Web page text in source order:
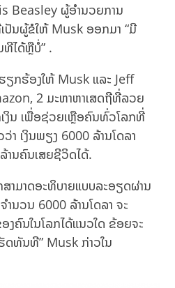
Beasley ຜູ້ອຳນວຍການ
ປັນຜູ້ຂໍໃຫ້ Musk ອອກມາ “ມີ
ໄດ້ຫຼືບໍ່” .
ກຮ້ອງໃຫ້ Musk ແລະ Jeff
2 ມະຫາຫາເສດຖີທີ່ລວຍ
ງິນ ເພື່ອຊ່ວຍເຫຼືອຄົນທົ່ວໂລກທີ່
ເງິນພຽງ 6000 ລ້ານໂດລາ
ານຄົນເສຍຊີວິດໄດ້.
ສາມາດອະທິບາຍແບບລະອຽດຜ່ານ
ນວນ 6000 ລ້ານໂດລາ ຈະ
ຄົນໃນໂລກໄດ້ແນວໃດ ຂ້ອຍຈະ
ດທັນທີ” Musk ກ່າວໃນ